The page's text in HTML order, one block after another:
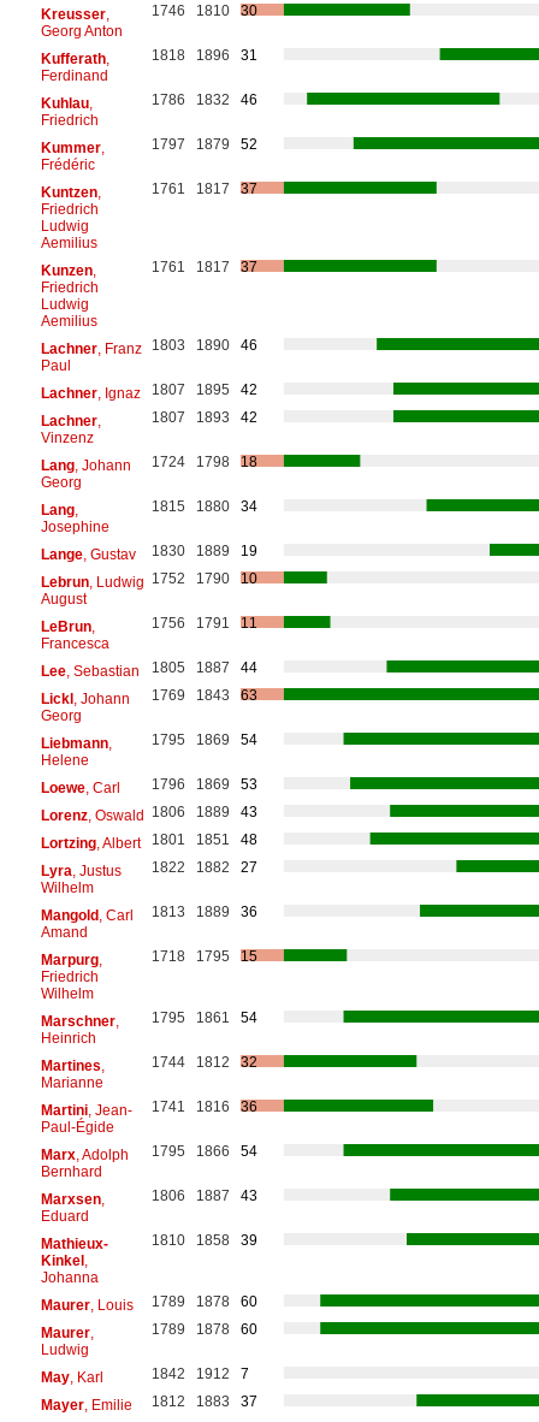
Kreusser,
Georg Anton
1746 1810 30
Kufferath,
Ferdinand
1818 1896 31
Kuhlau,
Friedrich
1786 1832 46
Kummer,
Frédéric
1797 1879 52
Kuntzen,
Friedrich
Ludwig
Aemilius
1761 1817 37
Kunzen,
Friedrich
Ludwig
Aemilius
1761 1817 37
Lachner, Franz
Paul
1803 1890 46
Lachner, Ignaz 1807 1895
42
Lachner,
Vinzenz
1807 1893 42
Lang, Johann
Georg
1724 1798 18
Lang,
Josephine
1815 1880 34
Lange, Gustav 1830 1889
19
Lebrun, Ludwig
August
1752 1790 10
LeBrun,
Francesca
1756 1791 11
Lee, Sebastian 1805 1887
44
Lickl, Johann
Georg
1769 1843 63
Liebmann,
Helene
1795 1869 54
Loewe, Carl 1796 1869
53
Lorenz, Oswald 1806 1889
43
Lortzing, Albert 1801 1851
48
Lyra , Justus
Wilhelm
1822 1882 27
Mangold, Carl
Amand
1813 1889 36
Marpurg,
Friedrich
Wilhelm
1718 1795 15
Marschner,
Heinrich
1795 1861 54
Martines
Marianne
1744 1812 32
Martini, Jean-
Paul-Égide
1741 1816 36
Marx, Adolph
Bernhard
1795 1866 54
Marxsen,
Eduard
1806 1887 43
Mathieux-
Kinkel,
Johanna
1810 1858 39
Maurer, Louis 1789 1878
60
Maurer,
Ludwig
1789 1878 60
May, Karl 1842 1912
7
Mayer, Emilie 1812 1883
37